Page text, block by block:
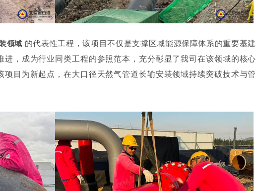
领域 的代表性工程，该项目不仅是支撑区域能源保障体系的重要基建
，成为行业同类工程的参照范本，充分彰显了我司在该领域的核心
目为新起点，在大口径天然气管道长输安装领域持续突破技术与管